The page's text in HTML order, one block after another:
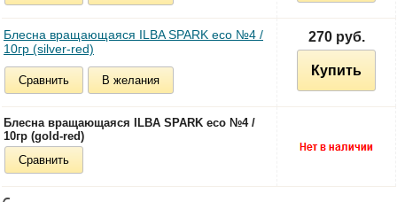
Блесна вращающаяся ILBA SPARK eco №4 /
10гр (silver-red)
Сравнить В желания
270 руб.
Купить
Блесна вращающаяся ILBA SPARK eco №4 /
10гр (gold-red)
Сравнить